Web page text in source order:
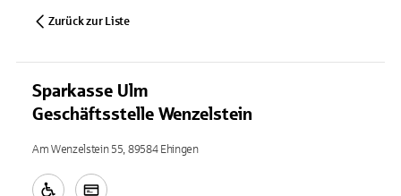
Zurück zur Liste
Sparkasse Ulm
Geschäftsstelle Wenzelstein
Am Wenzelstein 55, 89584 Ehingen